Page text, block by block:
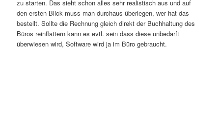
zu starten. Das sieht schon alles sehr realistisch aus und auf
den ersten Blick muss man durchaus überlegen, wer hat das
bestellt. Sollte die Rechnung gleich direkt der Buchhaltung des
Büros reinflattern kann es evtl. sein dass diese unbedarft
überwiesen wird, Software wird ja im Büro gebraucht.